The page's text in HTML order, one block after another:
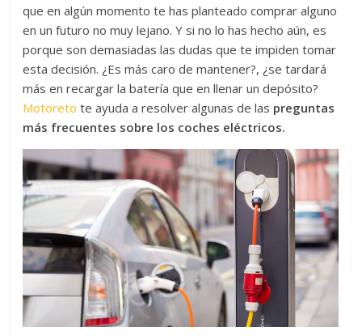
que en algún momento te has planteado comprar alguno
en un futuro no muy lejano. Y si no lo has hecho aún, es
porque son demasiadas las dudas que te impiden tomar
esta decisión. ¿Es más caro de mantener?, ¿se tardará
más en recargar la batería que en llenar un depósito?
Motoreto te ayuda a resolver algunas de las preguntas
más frecuentes sobre los coches eléctricos.